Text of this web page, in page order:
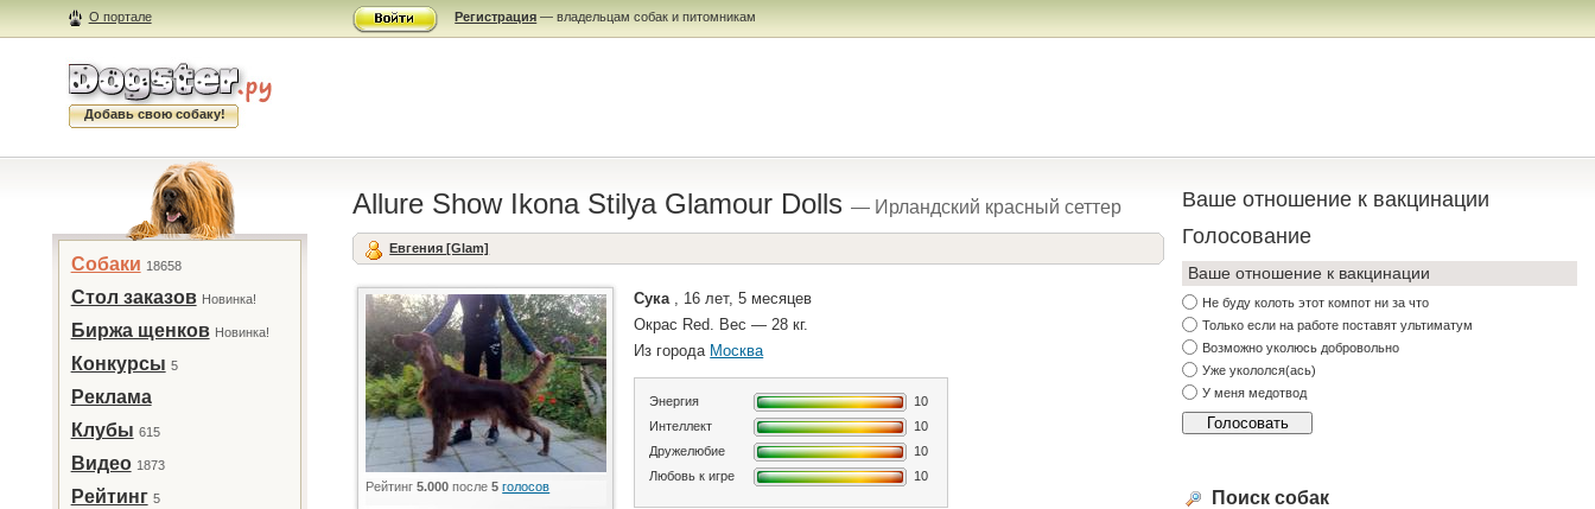
О портале Регистрация — владельцам собак и питомникам
Добавь свою собаку!
Собаки 18658
Стол заказов Новинка!
Биржа щенков Новинка!
Конкурсы 5
Реклама
Клубы 615
Видео 1873
Рейтинг 5
Allure Show Ikona Stilya Glamour Dolls— Ирландский красный сеттер
Евгения [Glam]
Рейтинг5.000 после5 голосов
Сука , 16 лет, 5 месяцев
Окрас Red. Вес — 28 кг.
Из города Москва
Энергия
10
Интеллект
10
Дружелюбие
10
Любовь к игре
10
Ваше отношение к вакцинации
Голосование
Ваше отношение к вакцинации
Не буду колоть этот компот ни за что
Только если на работе поставят ультиматум
Возможно уколюсь добровольно
Уже укололся(ась)
У меня медотвод
Поиск собак